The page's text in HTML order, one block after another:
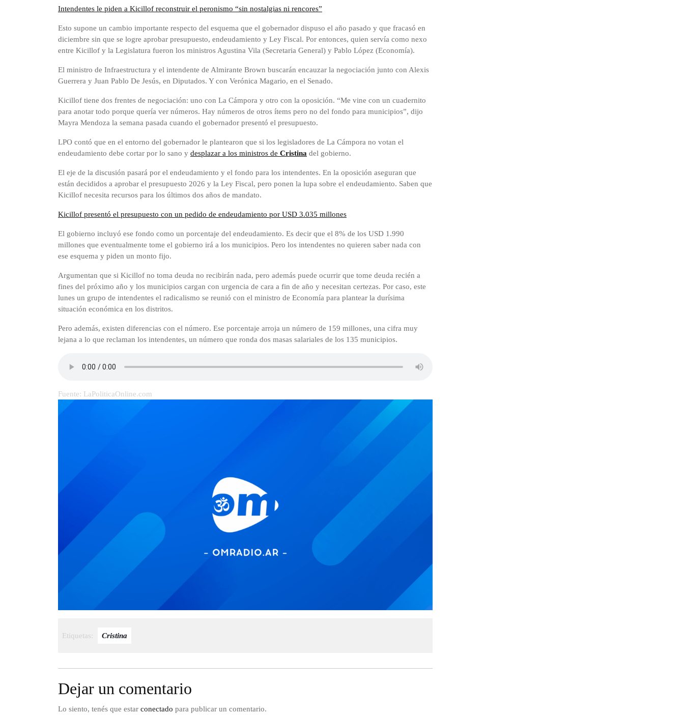
Intendentes le piden a Kicillof reconstruir el peronismo “sin nostalgias ni rencores”
Esto supone un cambio importante respecto del esquema que el gobernador dispuso el año pasado y que fracasó en
diciembre sin que se logre aprobar presupuesto, endeudamiento y Ley Fiscal. Por entonces, quien servía como nexo
entre Kicillof y la Legislatura fueron los ministros Agustina Vila (Secretaria General) y Pablo López (Economía).
El ministro de Infraestructura y el intendente de Almirante Brown buscarán encauzar la negociación junto con Alexis
Guerrera y Juan Pablo De Jesús, en Diputados. Y con Verónica Magario, en el Senado.
Kicillof tiene dos frentes de negociación: uno con La Cámpora y otro con la oposición. “Me vine con un cuadernito
para anotar todo porque quería ver números. Hay números de otros ítems pero no del fondo para municipios”, dijo
Mayra Mendoza la semana pasada cuando el gobernador presentó el presupuesto.
LPO contó que en el entorno del gobernador le plantearon que si los legisladores de La Cámpora no votan el
endeudamiento debe cortar por lo sano y desplazar a los ministros de Cristina del gobierno.
El eje de la discusión pasará por el endeudamiento y el fondo para los intendentes. En la oposición aseguran que
están decididos a aprobar el presupuesto 2026 y la Ley Fiscal, pero ponen la lupa sobre el endeudamiento. Saben que
Kicillof necesita recursos para los últimos dos años de mandato.
Kicillof presentó el presupuesto con un pedido de endeudamiento por USD 3.035 millones
El gobierno incluyó ese fondo como un porcentaje del endeudamiento. Es decir que el 8% de los USD 1.990
millones que eventualmente tome el gobierno irá a los municipios. Pero los intendentes no quieren saber nada con
ese esquema y piden un monto fijo.
Argumentan que si Kicillof no toma deuda no recibirán nada, pero además puede ocurrir que tome deuda recién a
fines del próximo año y los municipios cargan con urgencia de cara a fin de año y necesitan certezas. Por caso, este
lunes un grupo de intendentes el radicalismo se reunió con el ministro de Economía para plantear la durísima
situación económica en los distritos.
Pero además, existen diferencias con el número. Ese porcentaje arroja un número de 159 millones, una cifra muy
lejana a lo que reclaman los intendentes, un número que ronda dos masas salariales de los 135 municipios.
Fuente: LaPoliticaOnline.com
Etiquetas: Cristina
Dejar un comentario
Lo siento, tenés que estar conectado para publicar un comentario.